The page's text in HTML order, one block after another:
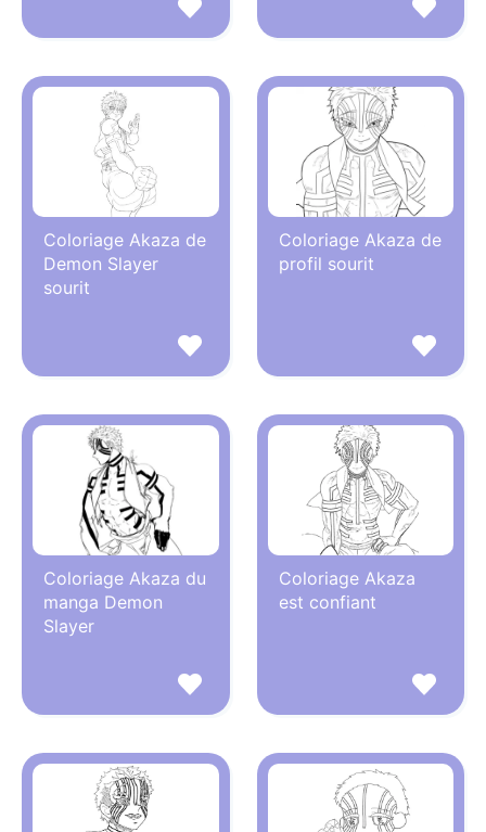
Coloriage Akaza de
Demon Slayer
sourit
Coloriage Akaza de
profil sourit
Coloriage Akaza du
manga Demon
Slayer
Coloriage Akaza
est confiant